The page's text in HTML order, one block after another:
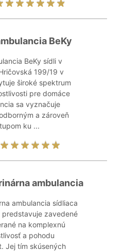
BeKy
BeKy sídli v
199/19 v
široké spektrum
pre domáce
sa vyznačuje
a zároveň
ku ...
ambulancia
ambulancia sídliaca
predstavuje zavedené
na komplexnú
a pohodu
Jej tím skúsených